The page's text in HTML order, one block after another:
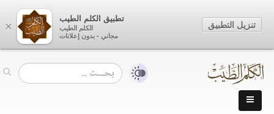
×
تطبيق الكلم الطيب
الكلم الطيب
مجاني - بدون إعلانات
تنزيل التطبيق